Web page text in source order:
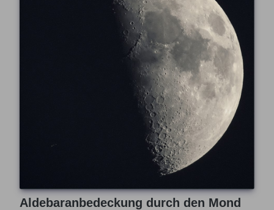
Aldebaranbedeckung durch den Mond